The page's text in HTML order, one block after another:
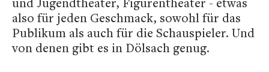
also für jeden Geschmack, sowohl für das
Publikum als auch für die Schauspieler. Und
von denen gibt es in Dölsach genug.